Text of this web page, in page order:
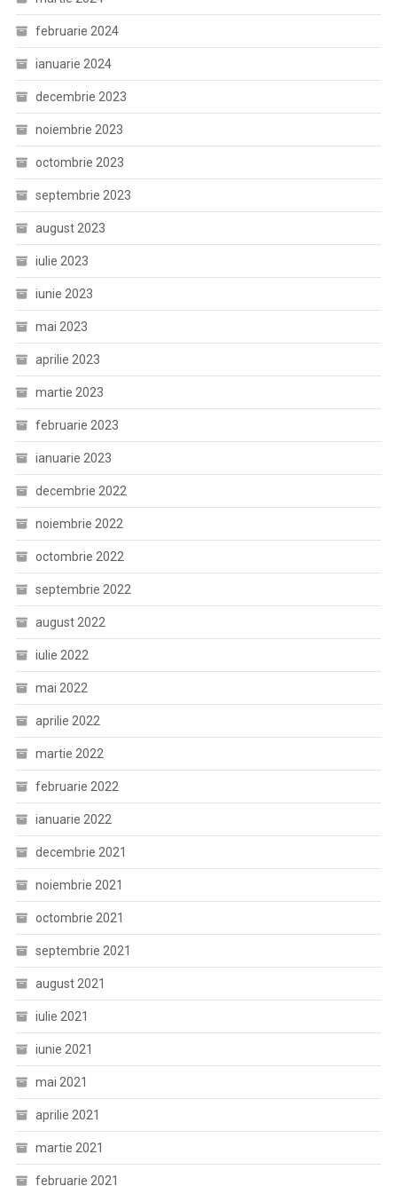
februarie 2024
ianuarie 2024
decembrie 2023
noiembrie 2023
octombrie 2023
septembrie 2023
august 2023
iulie 2023
iunie 2023
mai 2023
aprilie 2023
martie 2023
februarie 2023
ianuarie 2023
decembrie 2022
noiembrie 2022
octombrie 2022
septembrie 2022
august 2022
iulie 2022
mai 2022
aprilie 2022
martie 2022
februarie 2022
ianuarie 2022
decembrie 2021
noiembrie 2021
octombrie 2021
septembrie 2021
august 2021
iulie 2021
iunie 2021
mai 2021
aprilie 2021
martie 2021
februarie 2021